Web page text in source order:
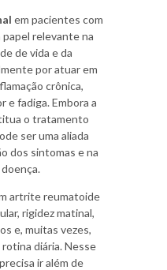
em pacientes com
relevante na
de vida e da
por atuar em
crônica,
e fadiga. Embora a
o tratamento
ser uma aliada
dos sintomas e na
artrite reumatoide
rigidez matinal,
e, muitas vezes,
diária. Nesse
ir além de